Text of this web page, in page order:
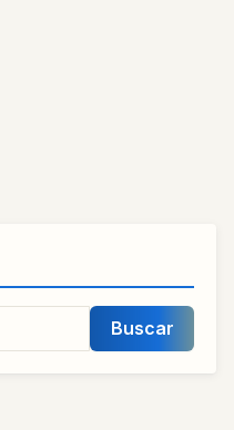
Buscar